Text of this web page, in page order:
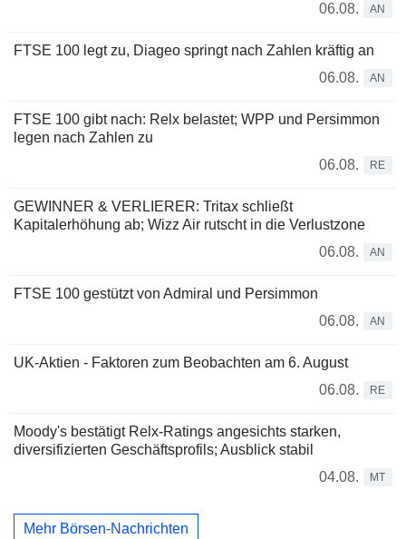
06.08.
AN
FTSE 100 legt zu, Diageo springt nach Zahlen kräftig an
06.08.
AN
FTSE 100 gibt nach: Relx belastet; WPP und Persimmon
legen nach Zahlen zu
06.08.
RE
GEWINNER & VERLIERER: Tritax schließt
Kapitalerhöhung ab; Wizz Air rutscht in die Verlustzone
06.08.
AN
FTSE 100 gestützt von Admiral und Persimmon
06.08.
AN
UK-Aktien - Faktoren zum Beobachten am 6. August
06.08.
RE
Moody's bestätigt Relx-Ratings angesichts starken,
diversifizierten Geschäftsprofils; Ausblick stabil
04.08.
MT
Mehr Börsen-Nachrichten